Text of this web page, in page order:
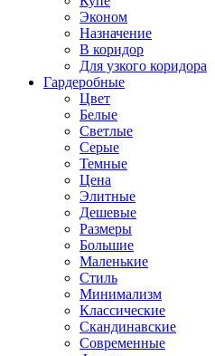
Эконом
Назначение
В коридор
Для узкого коридора
Гардеробные
Цвет
Белые
Светлые
Серые
Темные
Цена
Элитные
Дешевые
Размеры
Большие
Маленькие
Стиль
Минимализм
Классические
Скандинавские
Современные